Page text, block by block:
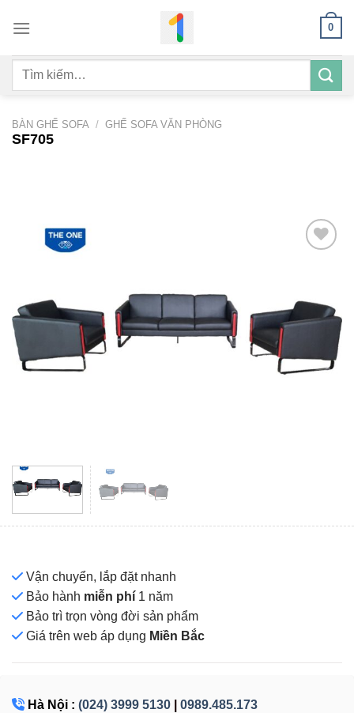
qua
dung
0
Tìm
BÀN GHẾ SOFA / GHẾ SOFA VĂN PHÒNG
SF705
wishlist
Vận chuyển, lắp đặt nhanh
Bảo hành miễn phí 1 năm
Bảo trì trọn vòng đời sản phẩm
Giá trên web áp dụng Miền Bắc
Hà Nội : (024) 3999 5130
0989.485.173